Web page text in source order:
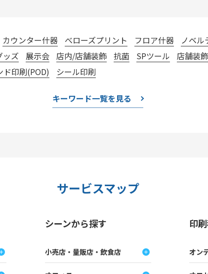
カウンター什器 べローズプリント フロア什器 ノベル
ッズ
展示会 店内/店舗装飾 抗菌 SPツール 店舗装飾
ド印刷(POD)
シール印刷
キーワード一覧を見る
サービスマップ
シーンから探す
小売店・量販店・飲食店
印
オン